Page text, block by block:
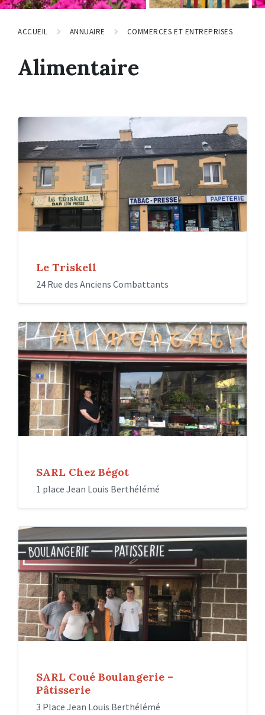
ACCUEIL ANNUAIRE COMMERCES ET ENTREPRISES
Alimentaire
Le Triskell
24 Rue des Anciens Combattants
SARL Chez Bégot
1 place Jean Louis Berthélémé
SARL Coué Boulangerie –
Pâtisserie
3 Place Jean Louis Berthélémé